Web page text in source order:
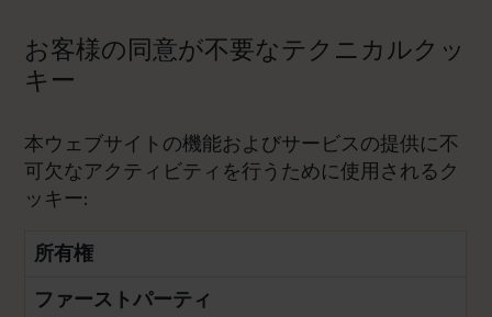
お客様の同意が不要なテクニカルクッ
キー
本ウェブサイトの機能およびサービスの提供に不
可欠なアクティビティを行うために使用されるク
ッキー:
所有権
ファーストパーティ